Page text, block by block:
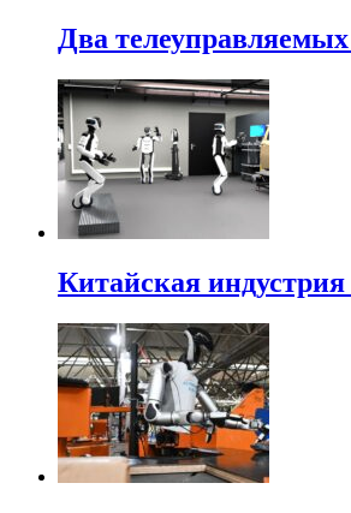
Два
Китайская индустрия